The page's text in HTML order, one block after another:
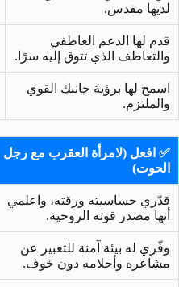
لديها مقدس.
قدم لها الدعم العاطفي
والتعاطف الذي تتوق إليه سرًا.
اسمح لها برؤية جانبك القوي
والملتزم.
✅ افعل (لامرأة العقرب مع رجل
الحوت)
قدّري حساسيته ورقته، واعلمي
أنها مصدر قوته الروحية.
وفّري له بيئة آمنة للتعبير عن
مشاعره وأحلامه دون خوف.